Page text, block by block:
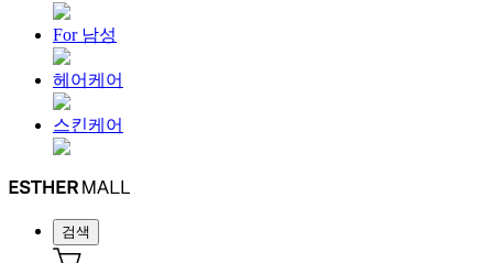
For 남성
헤어케어
스킨케어
검색